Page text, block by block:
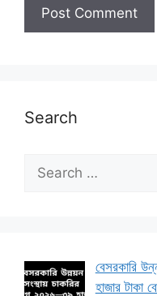
Search
Search
for:
বেসরকারি
হাজার টাকা